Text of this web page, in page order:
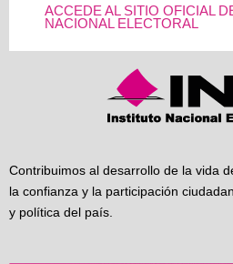
ACCEDE AL SITIO OFICIAL
NACIONAL ELECTORAL
Contribuimos al desarrollo de la vida
la confianza y la participación
y política del país.